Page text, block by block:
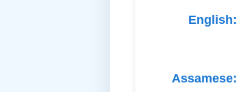
English:
Assamese: